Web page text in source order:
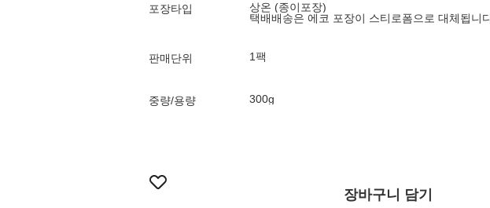
포장타입
상온 (종이포장)
택배배송은 에코 포장이 스티로폼으로 대체됩니
판매단위 1팩
중량/용량 300g
장바구니 담기